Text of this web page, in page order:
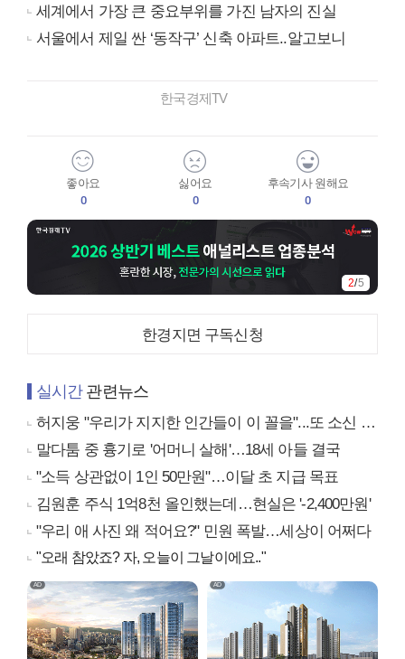
세계에서 가장 큰 중요부위를 가진 남자의 진실
서울에서 제일 싼 ‘동작구’ 신축 아파트..알고보니
한국경제TV
좋아요
0
싫어요
0
후속기사 원해요
0
2/5
한경지면 구독신청
실시간관련뉴스
허지웅 "우리가 지지한 인간들이 이 꼴을"...또 소신 발언
말다툼 중 흉기로 '어머니 살해'…18세 아들 결국
"소득 상관없이 1인 50만원"…이달 초 지급 목표
김원훈 주식 1억8천 올인했는데…현실은 '-2,400만원'
"우리 애 사진 왜 적어요?" 민원 폭발…세상이 어쩌다
"오래 참았죠? 자, 오늘이 그날이에요.."